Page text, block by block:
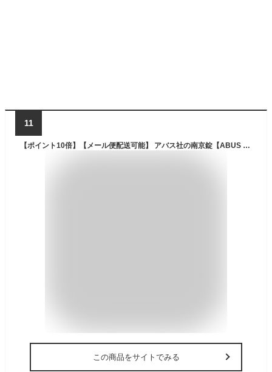
11
【ポイント10倍】【メール便配送可能】 アバス社の南京錠【ABUS ワイヤー付南京錠 15mm】( スーツケース キャリーケース キャリーバッグ 防犯グッズ トラベルグッズ 鍵 旅行用品 ワイヤーロック トラベル 海外旅行グッズ 盗難防止 ワイヤー 海外旅行 南京錠 ロック 旅行 )
この商品をサイトでみる